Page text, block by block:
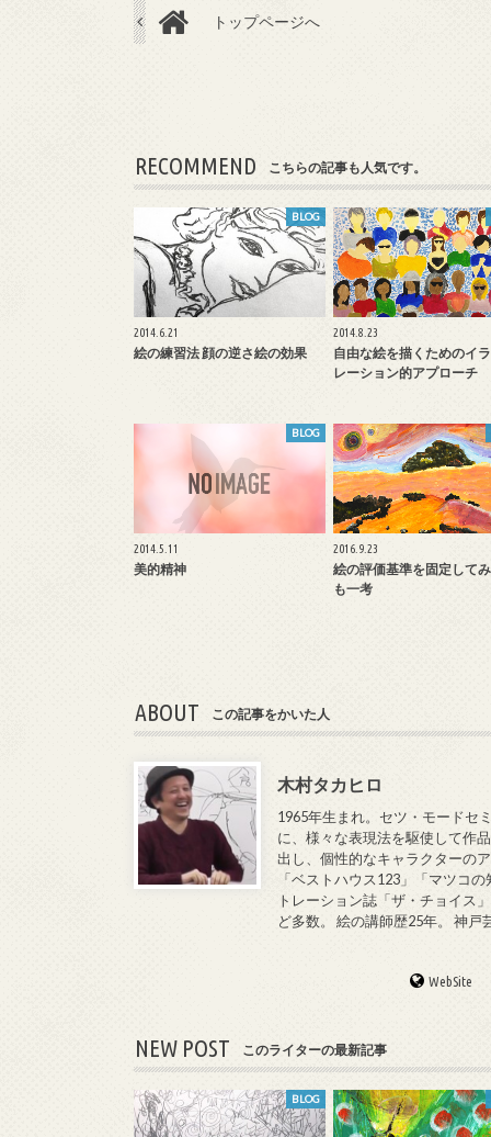
トップページへ
RECOMMEND こちらの記事も人気です。
BLOG
2014.6.21
絵の練習法 顔の逆さ絵の効果
2014.8.23
自由な絵を描くためのイ
レーション的アプローチ
BLOG
2014.5.11
美的精神
2016.9.23
絵の評価基準を固定して
も一考
ABOUT この記事をかいた人
木村タカヒロ
1965年生まれ。セツ・モードセ
に、様々な表現法を駆使して作
出し、個性的なキャラクターの
「ベストハウス123」「マツコ
トレーション誌「ザ・チョイス
ど多数。 絵の講師歴25年。 神
WebSite
NEW POST このライターの最新記事
BLOG